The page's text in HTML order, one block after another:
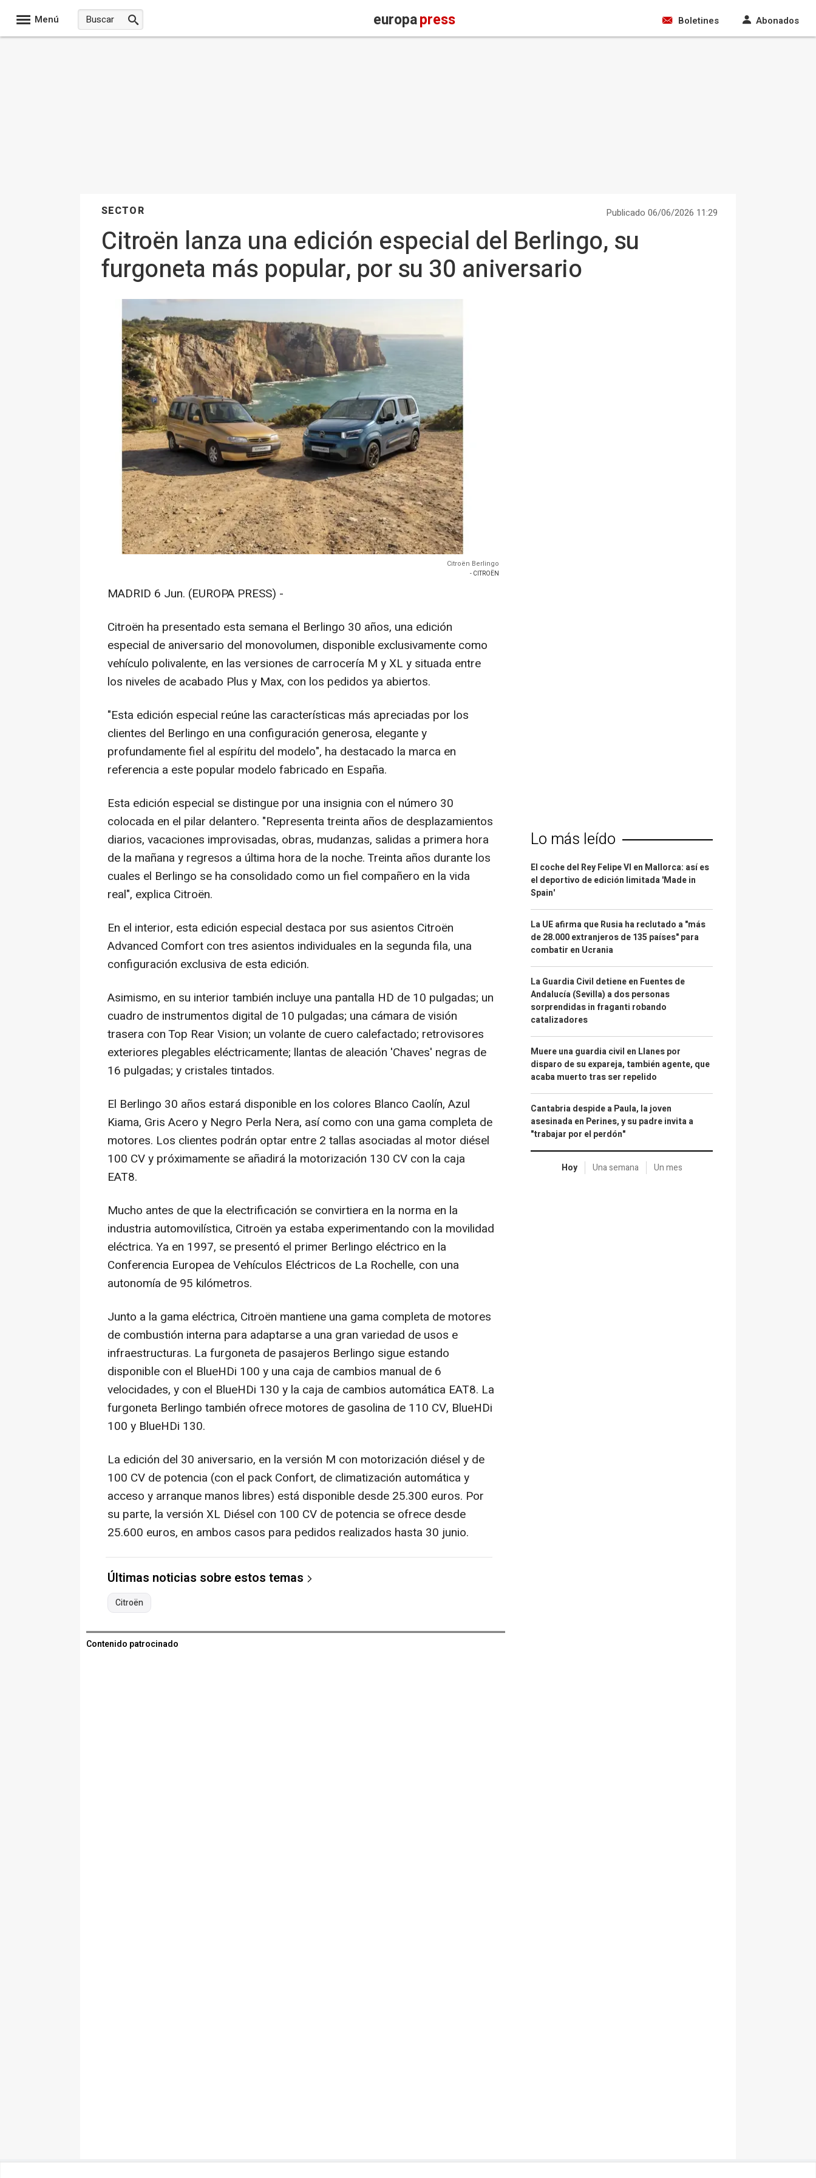
Menú europapress Boletines Abonados
SECTOR Publicado 06/06/2026 11:29
Citroën lanza una edición especial del Berlingo, su
furgoneta más popular, por su 30 aniversario
Citroën Berlingo
- CITROËN
MADRID 6 Jun. (EUROPA PRESS) -
Citroën ha presentado esta semana el Berlingo 30 años, una edición
especial de aniversario del monovolumen, disponible exclusivamente como
vehículo polivalente, en las versiones de carrocería M y XL y situada entre
los niveles de acabado Plus y Max, con los pedidos ya abiertos.
"Esta edición especial reúne las características más apreciadas por los
clientes del Berlingo en una configuración generosa, elegante y
profundamente fiel al espíritu del modelo", ha destacado la marca en
referencia a este popular modelo fabricado en España.
Esta edición especial se distingue por una insignia con el número 30
colocada en el pilar delantero. "Representa treinta años de desplazamientos
diarios, vacaciones improvisadas, obras, mudanzas, salidas a primera hora
de la mañana y regresos a última hora de la noche. Treinta años durante los
cuales el Berlingo se ha consolidado como un fiel compañero en la vida
real", explica Citroën.
En el interior, esta edición especial destaca por sus asientos Citroën
Advanced Comfort con tres asientos individuales en la segunda fila, una
configuración exclusiva de esta edición.
Asimismo, en su interior también incluye una pantalla HD de 10 pulgadas; un
cuadro de instrumentos digital de 10 pulgadas; una cámara de visión
trasera con Top Rear Vision; un volante de cuero calefactado; retrovisores
exteriores plegables eléctricamente; llantas de aleación 'Chaves' negras de
16 pulgadas; y cristales tintados.
El Berlingo 30 años estará disponible en los colores Blanco Caolín, Azul
Kiama, Gris Acero y Negro Perla Nera, así como con una gama completa de
motores. Los clientes podrán optar entre 2 tallas asociadas al motor diésel
100 CV y próximamente se añadirá la motorización 130 CV con la caja
EAT8.
Mucho antes de que la electrificación se convirtiera en la norma en la
industria automovilística, Citroën ya estaba experimentando con la movilidad
eléctrica. Ya en 1997, se presentó el primer Berlingo eléctrico en la
Conferencia Europea de Vehículos Eléctricos de La Rochelle, con una
autonomía de 95 kilómetros.
Junto a la gama eléctrica, Citroën mantiene una gama completa de motores
de combustión interna para adaptarse a una gran variedad de usos e
infraestructuras. La furgoneta de pasajeros Berlingo sigue estando
disponible con el BlueHDi 100 y una caja de cambios manual de 6
velocidades, y con el BlueHDi 130 y la caja de cambios automática EAT8. La
furgoneta Berlingo también ofrece motores de gasolina de 110 CV, BlueHDi
100 y BlueHDi 130.
La edición del 30 aniversario, en la versión M con motorización diésel y de
100 CV de potencia (con el pack Confort, de climatización automática y
acceso y arranque manos libres) está disponible desde 25.300 euros. Por
su parte, la versión XL Diésel con 100 CV de potencia se ofrece desde
25.600 euros, en ambos casos para pedidos realizados hasta 30 junio.
Últimas noticias sobre estos temas
Citroën
Contenido patrocinado
Lo más leído
El coche del Rey Felipe VI en Mallorca: así es
el deportivo de edición limitada 'Made in
Spain'
La UE afirma que Rusia ha reclutado a "más
de 28.000 extranjeros de 135 países" para
combatir en Ucrania
La Guardia Civil detiene en Fuentes de
Andalucía (Sevilla) a dos personas
sorprendidas in fraganti robando
catalizadores
Muere una guardia civil en Llanes por
disparo de su expareja, también agente, que
acaba muerto tras ser repelido
Cantabria despide a Paula, la joven
asesinada en Perines, y su padre invita a
"trabajar por el perdón"
Hoy Una semana Un mes